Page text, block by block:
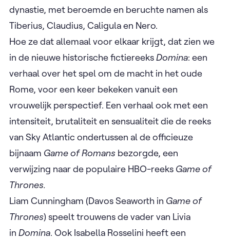
dynastie, met beroemde en beruchte namen als
Tiberius, Claudius, Caligula en Nero.
Hoe ze dat allemaal voor elkaar krijgt, dat zien we
in de nieuwe historische fictiereeksDomina: een
verhaal over het spel om de macht in het oude
Rome, voor een keer bekeken vanuit een
vrouwelijk perspectief. Een verhaal ook met een
intensiteit, brutaliteit en sensualiteit die de reeks
van Sky Atlantic ondertussen al de officieuze
bijnaam Game of Romans bezorgde, een
verwijzing naar de populaire HBO-reeks Game of
Thrones.
Liam Cunningham (Davos Seaworth in Game of
Thrones) speelt trouwens de vader van Livia
in Domina. Ook Isabella Rosselini heeft een